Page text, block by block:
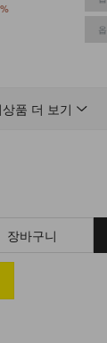
메리제인 힐
글 부츠 스틸레
품 더 보기
장바구니